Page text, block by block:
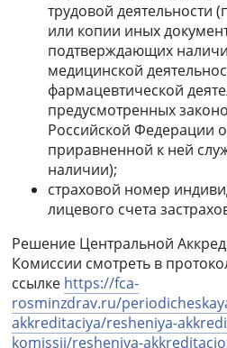
трудовой деятельности
или копии иных
подтверждающих
медицинской
фармацевтической
предусмотренных
Российской Федерации
приравненной к ней
наличии);
страховой номер
лицевого счета
Решение Центральной
Комиссии смотреть в
ссылке https://fca-
rosminzdrav.ru/
akkreditaciya/resheniya-
komissij/resheniya-